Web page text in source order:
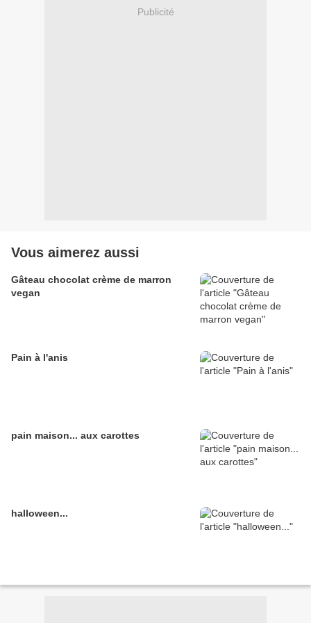
Publicité
Vous aimerez aussi
Gâteau chocolat crème de marron
vegan
Pain à l'anis
pain maison... aux carottes
halloween...